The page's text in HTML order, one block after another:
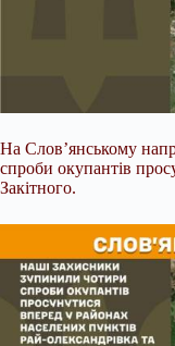
На Слов’янському
спроби окупантів
Закітного.